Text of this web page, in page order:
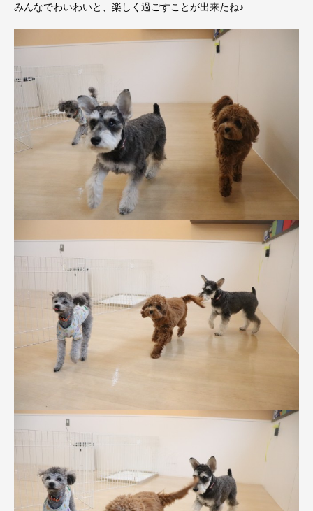
みんなでわいわいと、楽しく過ごすことが出来たね♪